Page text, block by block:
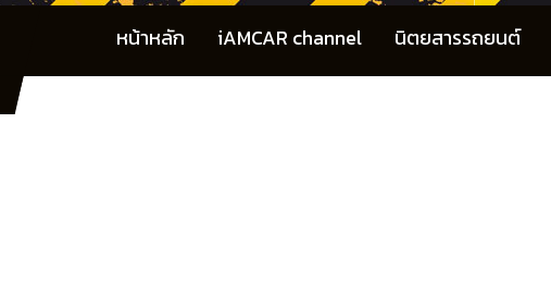
หน้าหลัก iAMCAR channel นิตยสารรถยนต์